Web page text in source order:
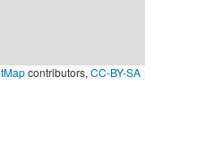
contributors, CC-BY-SA